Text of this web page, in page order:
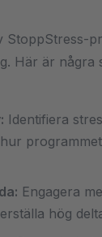
StoppStress-
Här är några
Identifiera
Engagera
hög